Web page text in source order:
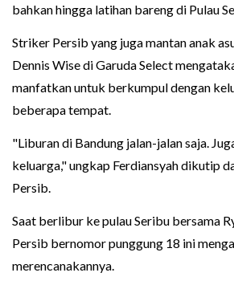
bahkan hingga latihan bareng di Pulau
Striker Persib yang juga mantan anak
Dennis Wise di Garuda Select
manfatkan untuk berkumpul dengan
beberapa tempat.
"Liburan di Bandung jalan-jalan saja.
keluarga," ungkap Ferdiansyah dikutip
Persib.
Saat berlibur ke pulau Seribu bersama
Persib bernomor punggung 18 ini
merencanakannya.